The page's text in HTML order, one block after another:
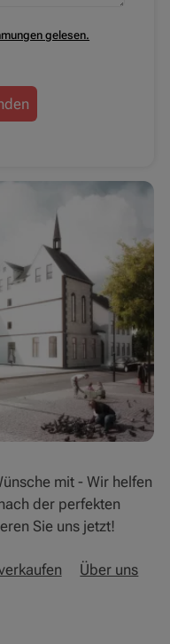
gelesen.
mit - Wir helfen
der perfekten
Sie uns jetzt!
Über uns